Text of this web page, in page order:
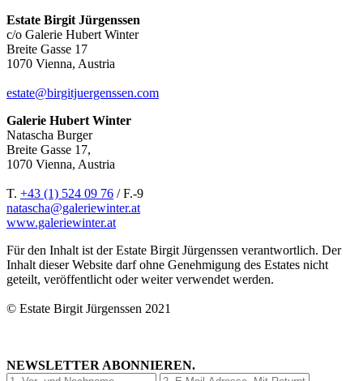
Estate Birgit Jürgenssen
c/o Galerie Hubert Winter
Breite Gasse 17
1070 Vienna, Austria
estate@birgitjuergenssen.com
Galerie Hubert Winter
Natascha Burger
Breite Gasse 17,
1070 Vienna, Austria
T. +43 (1) 524 09 76 / F.-9
natascha@galeriewinter.at
www.galeriewinter.at
Für den Inhalt ist der Estate Birgit Jürgenssen verantwortlich. Der
Inhalt dieser Website darf ohne Genehmigung des Estates nicht
geteilt, veröffentlicht oder weiter verwendet werden.
© Estate Birgit Jürgenssen 2021
NEWSLETTER ABONNIEREN.